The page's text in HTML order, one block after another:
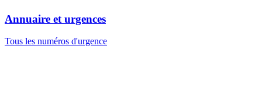
Annuaire et urgences
Tous les numéros d'urgence